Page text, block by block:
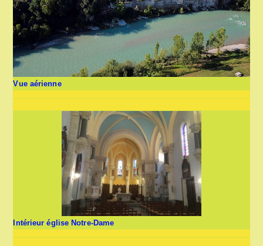
Vue aérienne
Intérieur église Notre-Dame